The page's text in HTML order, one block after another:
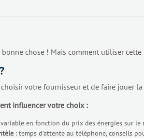
bonne chose ! Mais comment utiliser
votre fournisseur et de faire jouer
influencer votre choix :
en fonction du prix des énergies sur le
: temps d’attente au téléphone, conseils